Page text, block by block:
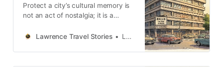
Protect a city’s cultural memory is
not an act of nostalgia; it is a
Stories of Zhongshan reveal this
Lawrence Travel Stories Lawrence